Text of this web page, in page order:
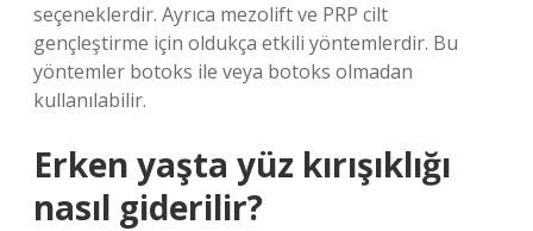
seçeneklerdir. Ayrıca mezolift ve PRP cilt
gençleştirme için oldukça etkili yöntemlerdir. Bu
yöntemler botoks ile veya botoks olmadan
kullanılabilir.
Erken yaşta yüz kırışıklığı
nasıl giderilir?